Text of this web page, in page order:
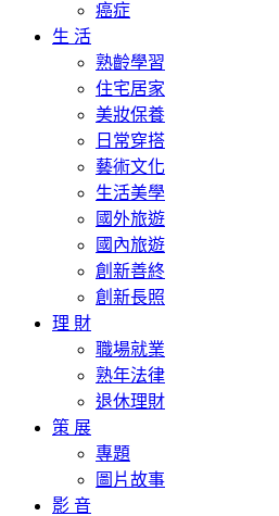
癌症
生 活
熟齡學習
住宅居家
美妝保養
日常穿搭
藝術文化
生活美學
國外旅遊
國內旅遊
創新善終
創新長照
理 財
職場就業
熟年法律
退休理財
策 展
專題
圖片故事
影 音